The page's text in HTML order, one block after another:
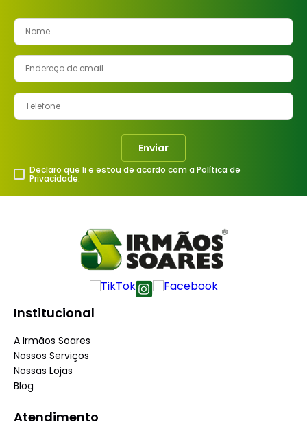
Enviar
Declaro que li e estou de acordo com a Política de
Privacidade.
Institucional
A Irmãos Soares
Nossos Serviços
Nossas Lojas
Blog
Atendimento